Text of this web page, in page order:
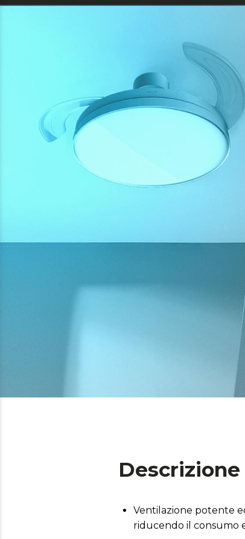
Descrizione
Ventilazione potente
riducendo il consumo